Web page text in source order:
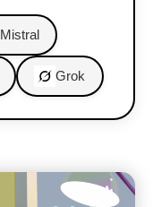
Mistral
Grok